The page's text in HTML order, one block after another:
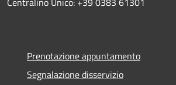
Prenotazione appuntamento
Segnalazione disservizio